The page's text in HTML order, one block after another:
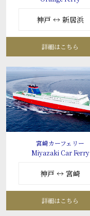
神戸 ↔ 新居浜
詳細はこちら
宮崎カーフェリー
Miyazaki Car Ferry
神戸 ↔ 宮崎
詳細はこちら